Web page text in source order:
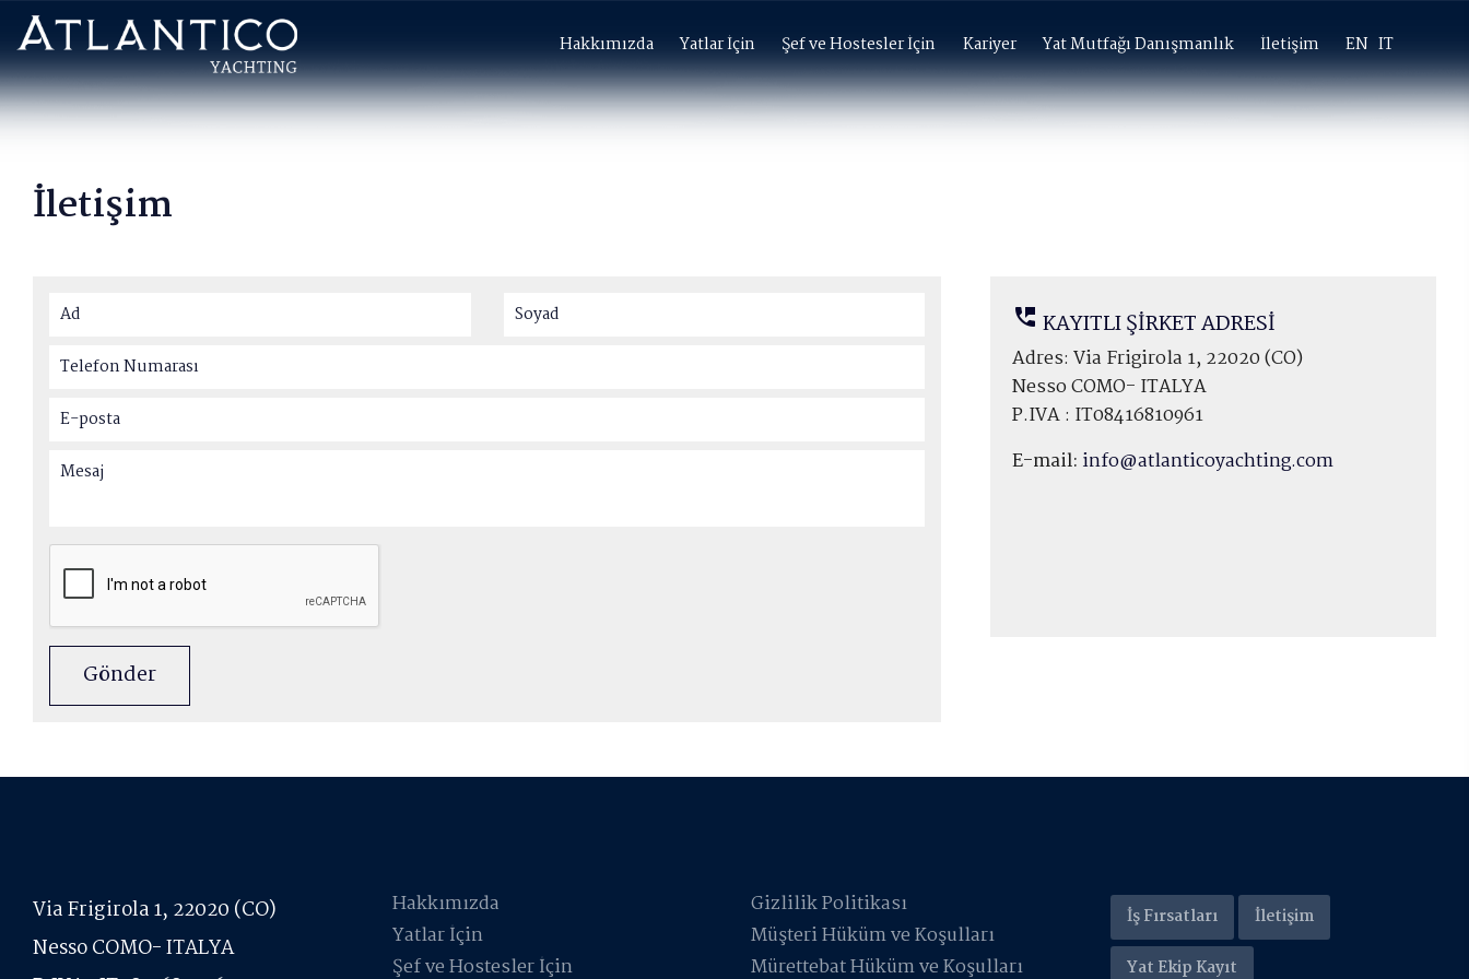
Hakkımızda Yatlar İçin Şef ve Hostesler İçin Kariyer Yat Mutfağı Danışmanlık İletişim EN IT ×
İletişim
Gönder
perm_phone_msg KAYITLI ŞİRKET ADRESİ
Adres: Via Frigirola 1, 22020 (CO)
Nesso COMO- ITALYA
P.IVA : IT08416810961
E-mail: info@atlanticoyachting.com
Via Frigirola 1, 22020 (CO)
Nesso COMO- ITALYA
Hakkımızda
Yatlar İçin
Şef ve Hostesler İçin
Gizlilik Politikası
Müşteri Hüküm ve Koşulları
Mürettebat Hüküm ve Koşulları
İş Fırsatları
İletişim
Yat Ekip Kayıt